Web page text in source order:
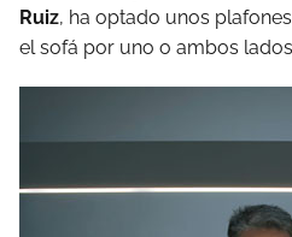
Ruiz, ha optado unos
el sofá por uno o ambos